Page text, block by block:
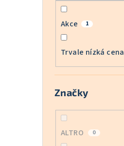
Akce 1
Trvale nízká cena
Značky
ALTRO 0